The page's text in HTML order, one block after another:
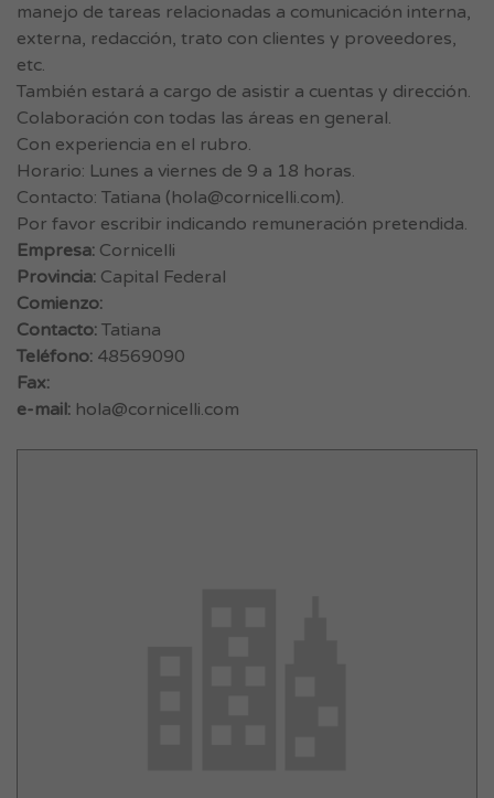
manejo de tareas relacionadas a comunicación interna,
externa, redacción, trato con clientes y proveedores,
etc.
También estará a cargo de asistir a cuentas y dirección.
Colaboración con todas las áreas en general.
Con experiencia en el rubro.
Horario: Lunes a viernes de 9 a 18 horas.
Contacto: Tatiana (hola@cornicelli.com).
Por favor escribir indicando remuneración pretendida.
Empresa: Cornicelli
Provincia: Capital Federal
Comienzo:
Contacto: Tatiana
Teléfono: 48569090
Fax:
e-mail: hola@cornicelli.com